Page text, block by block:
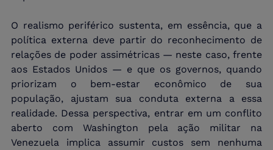
O realismo periférico sustenta, em essência, que a
política externa deve partir do reconhecimento de
relações de poder assimétricas — neste caso, frente
aos Estados Unidos — e que os governos, quando
priorizam o bem-estar econômico de sua
população, ajustam sua conduta externa a essa
realidade. Dessa perspectiva, entrar em um conflito
aberto com Washington pela ação militar na
Venezuela implica assumir custos sem nenhuma